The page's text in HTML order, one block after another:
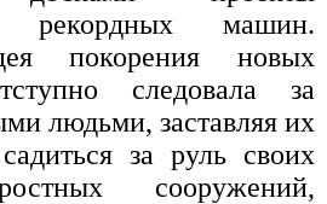
рекордных машин.
покорения новых
следовала за
людьми, заставляя их
за руль своих
сооружений,